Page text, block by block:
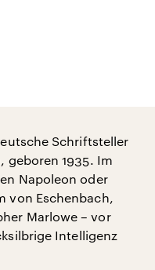
Schriftsteller
geboren 1935. Im
Napoleon oder
von Eschenbach,
Marlowe – vor
Intelligenz